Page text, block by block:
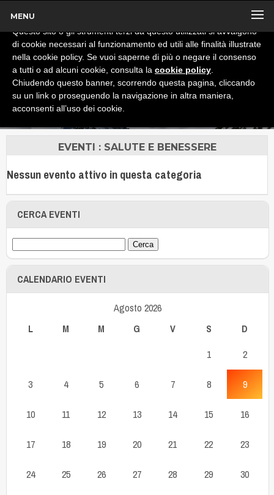
MENU
EVENTI : SALUTE E BENESSERE
Nessun evento attivo in questa categoria
CERCA EVENTI
CALENDARIO EVENTI
Agosto 2026
L
M M G V S D
1 2
3 4 5 6 7 8 9
10 11 12 13 14 15 16
17 18 19 20 21 22 23
24 25 26 27 28 29 30
x
Informativa
Questo sito o gli strumenti terzi da questo utilizzati si avvalgono
di cookie necessari al funzionamento ed utili alle finalità illustrate
nella cookie policy. Se vuoi saperne di più o negare il consenso
a tutti o ad alcuni cookie, consulta la cookie policy
Chiudendo questo banner, scorrendo questa pagina, cliccando
su un link o proseguendo la navigazione in altra maniera,
acconsenti all’uso dei cookie.